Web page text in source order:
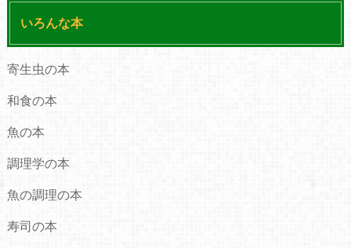
いろんな本
寄生虫の本
和食の本
魚の本
調理学の本
魚の調理の本
寿司の本